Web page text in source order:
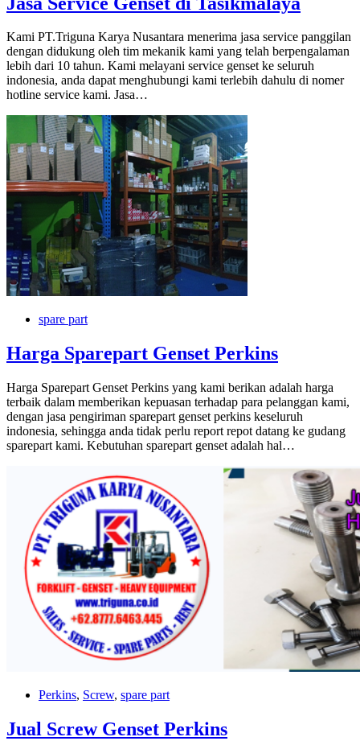
Kami PT.Triguna Karya Nusantara menerima jasa service panggilan
dengan didukung oleh tim mekanik kami yang telah berpengalaman
lebih dari 10 tahun. Kami melayani service genset ke seluruh
indonesia, anda dapat menghubungi kami terlebih dahulu di nomer
hotline service kami. Jasa…
spare part
Harga Sparepart Genset Perkins
Harga Sparepart Genset Perkins yang kami berikan adalah harga
terbaik dalam memberikan kepuasan terhadap para pelanggan kami,
dengan jasa pengiriman sparepart genset perkins keseluruh
indonesia, sehingga anda tidak perlu report repot datang ke gudang
sparepart kami. Kebutuhan sparepart genset adalah hal…
Perkins, Screw, spare part
Jual Screw Genset Perkins